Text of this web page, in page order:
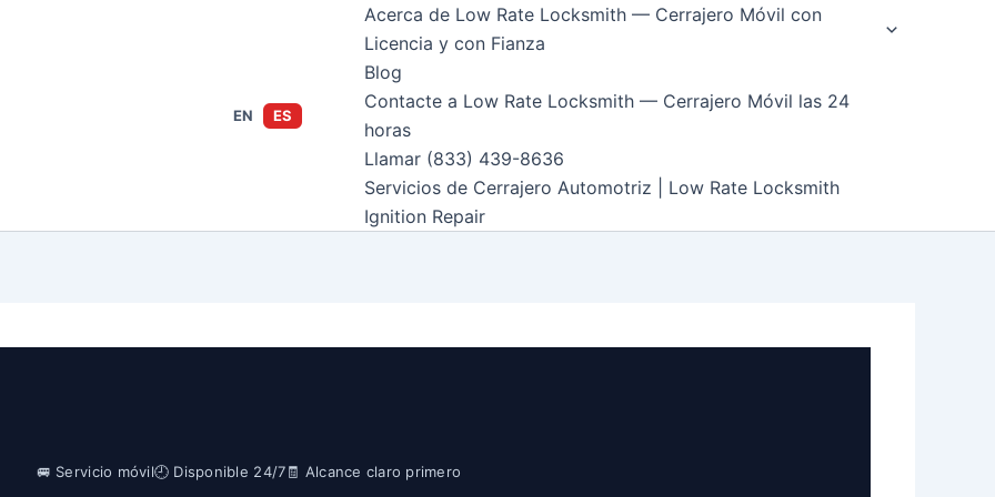
EN ES
Acerca de Low Rate Locksmith — Cerrajero Móvil con
Licencia y con Fianza
Blog
Contacte a Low Rate Locksmith — Cerrajero Móvil las 24
horas
Llamar (833) 439-8636
Servicios de Cerrajero Automotriz | Low Rate Locksmith
Ignition Repair
🚐 Servicio móvil🕘 Disponible 24/7🧾 Alcance claro primero